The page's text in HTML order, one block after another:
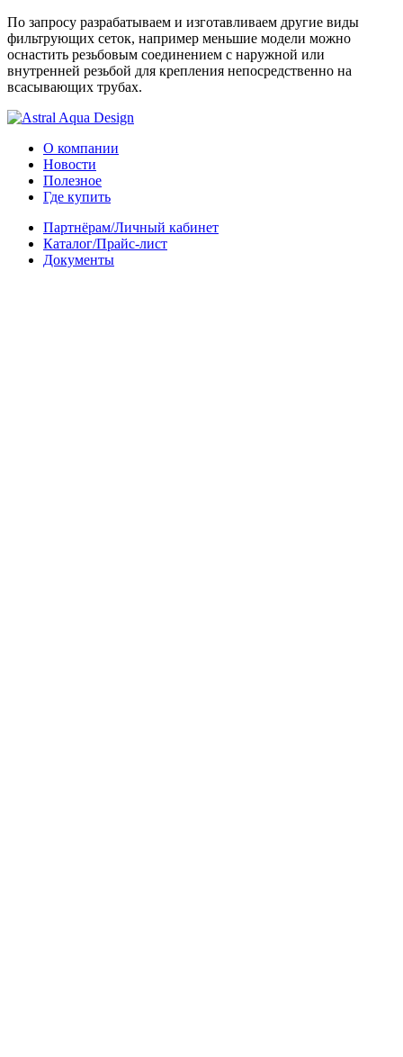
По запросу разрабатываем и изготавливаем другие виды
фильтрующих сеток, например меньшие модели можно
оснастить резьбовым соединением с наружной или
внутренней резьбой для крепления непосредственно на
всасывающих трубах.
О компании
Новости
Полезное
Где купить
Партнёрам/Личный кабинет
Каталог/Прайс-лист
Документы